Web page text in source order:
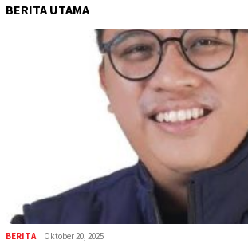
BERITA UTAMA
BERITA Oktober 20, 2025